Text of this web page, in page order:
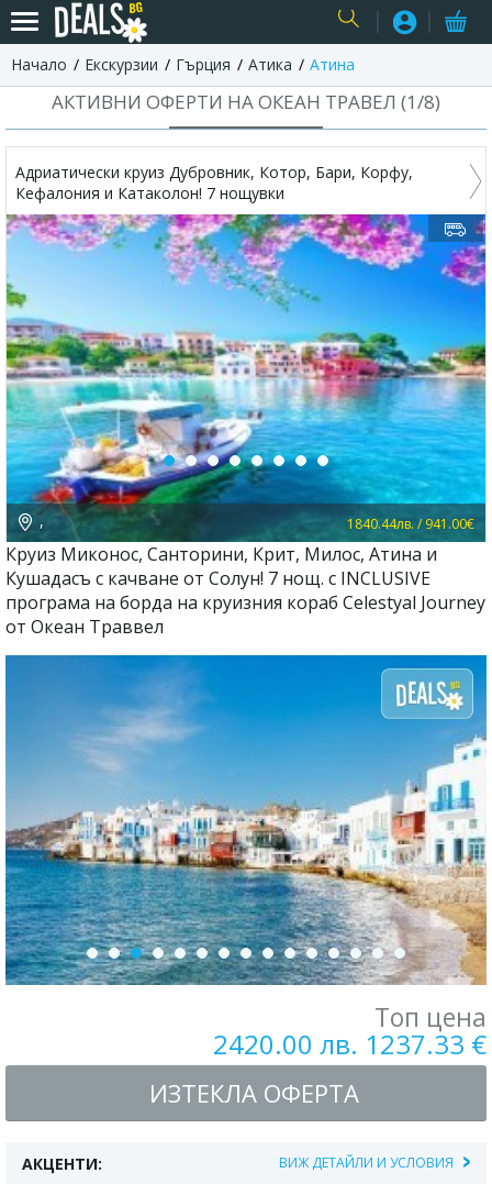
Начало Екскурзии Гърция Атика Атина
АКТИВНИ ОФЕРТИ НА ОКЕАН ТРАВЕЛ (1/8)
Адриатически круиз Дубровник, Котор, Бари, Корфу,
Кефалония и Катаколон! 7 нощувки
, 1840.44лв. / 941.00€
Круиз Миконос, Санторини, Крит, Милос, Атина и
Кушадасъ с качване от Солун! 7 нощ. с INCLUSIVE
програма на борда на круизния кораб Celestyal Journey
от Океан Траввел
Топ цена
2420.00 лв. 1237.33 €
ИЗТЕКЛА ОФЕРТА
АКЦЕНТИ: ВИЖ ДЕТАЙЛИ И УСЛОВИЯ